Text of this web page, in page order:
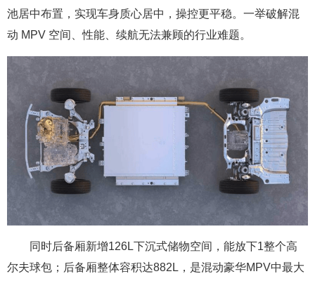
池居中布置，实现车身质心居中，操控更平稳。一举破解混
动 MPV 空间、性能、续航无法兼顾的行业难题。
同时后备厢新增126L下沉式储物空间，能放下1整个高
尔夫球包；后备厢整体容积达882L，是混动豪华MPV中最大